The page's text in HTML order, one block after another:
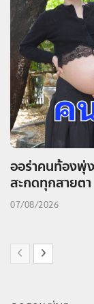
ออร่าคนท้องพุ่
สะกดทุกสายตา
07/08/2026